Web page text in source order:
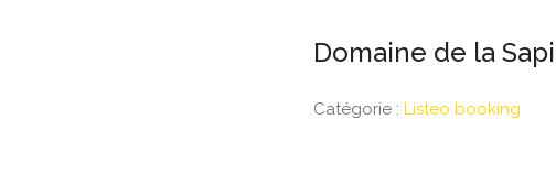
Domaine de la
Catégorie :Listeo booking